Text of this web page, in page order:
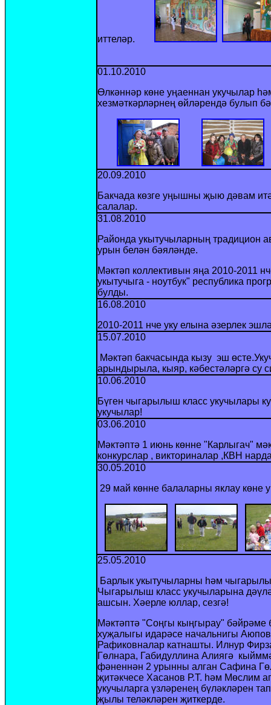
иттеләр.
01.10.2010
Өлкәннәр көне уңаеннан укучылар
хезмәткәрләрнең өйләрендә булып
20.09.2010
Бакчада көзге уңышны җыю дәвам
салалар.
31.08.2010
Районда укытучыларның традицион
урын белән бәяләнде.
Мәктәп коллективын яңа 2010-2011
укытучыга - ноутбук" республика
булды.
16.08.2010
2010-2011 нче уку елына әзерлек
15.07.2010
Мәктәп бакчасында кызу эш
арындырыла, кыяр, кәбестәләргә су
10.06.2010
Бүген чыгарылыш класс укучылары
укучылар!
03.06.2010
Мәктәптә 1 июнь көнне "Карлыгач"
конкурслар , викториналар ,КВН
30.05.2010
29 май көнне балаларны яклау көне
25.05.2010
Барлык укытучыларны һәм
Чыгарылыш класс укучыларына
ашсын. Хәерле юллар, сезгә!
Мәктәптә "Соңгы кыңгырау"
хуҗалыгы идарәсе начальнигы
Рафиковналар катнашты. Илнур
Гөлнара, Габидуллина Алиягә
фәненнән 2 урынны алган Сафина
җитәкчесе Хасанов Р.Т. һәм Мөслим
укучыларга үзләренең бүләкләрен
җылы теләкләрен җиткерде.